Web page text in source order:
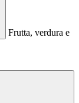
Frutta, verdura e